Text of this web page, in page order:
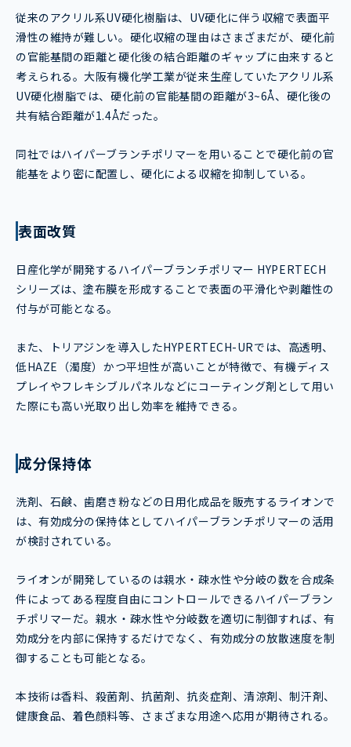
従来のアクリル系UV硬化樹脂は、UV硬化に伴う収縮で表面平
滑性の維持が難しい。硬化収縮の理由はさまざまだが、硬化前
の官能基間の距離と硬化後の結合距離のギャップに由来すると
考えられる。大阪有機化学工業が従来生産していたアクリル系
UV硬化樹脂では、硬化前の官能基間の距離が3~6Å、硬化後の
共有結合距離が1.4Åだった。
同社ではハイパーブランチポリマーを用いることで硬化前の官
能基をより密に配置し、硬化による収縮を抑制している。
表面改質
日産化学が開発するハイパーブランチポリマー HYPERTECH
シリーズは、塗布膜を形成することで表面の平滑化や剥離性の
付与が可能となる。
また、トリアジンを導入したHYPERTECH-URでは、高透明、
低HAZE（濁度）かつ平坦性が高いことが特徴で、有機ディス
プレイやフレキシブルパネルなどにコーティング剤として用い
た際にも高い光取り出し効率を維持できる。
成分保持体
洗剤、石鹸、歯磨き粉などの日用化成品を販売するライオンで
は、有効成分の保持体としてハイパーブランチポリマーの活用
が検討されている。
ライオンが開発しているのは親水・疎水性や分岐の数を合成条
件によってある程度自由にコントロールできるハイパーブラン
チポリマーだ。親水・疎水性や分岐数を適切に制御すれば、有
効成分を内部に保持するだけでなく、有効成分の放散速度を制
御することも可能となる。
本技術は香料、殺菌剤、抗菌剤、抗炎症剤、清涼剤、制汗剤、
健康食品、着色顔料等、さまざまな用途へ応用が期待される。